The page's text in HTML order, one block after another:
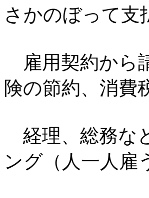
さかのぼって支
雇用契約から
険の節約、消
経理、総務な
ング（人一人雇